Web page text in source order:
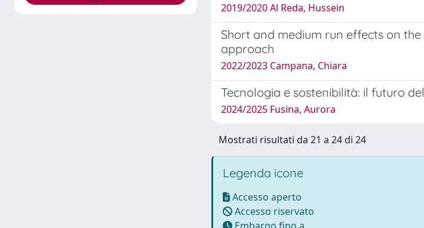
2019/2020 Al Reda, Hussein
Short and medium run effects on
approach
2022/2023 Campana, Chiara
Tecnologia e sostenibilità: il futuro
2024/2025 Fusina, Aurora
Mostrati risultati da 21 a 24 di 24
Legenda icone
Accesso aperto
Accesso riservato